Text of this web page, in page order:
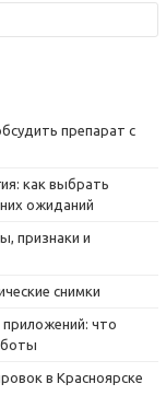
препарат с
как выбрать
ожиданий
признаки и
снимки
что
в Красноярске